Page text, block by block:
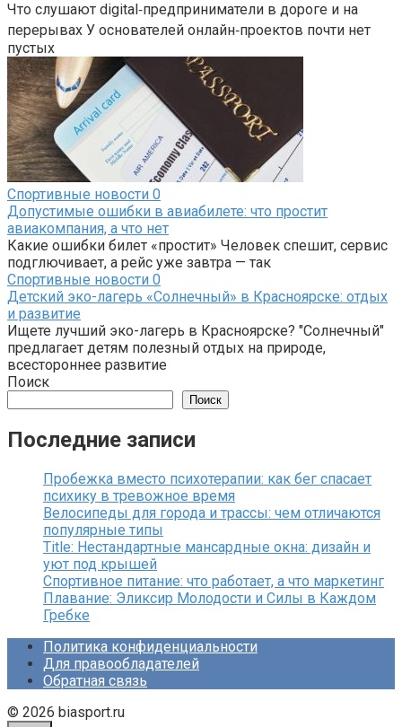
Что слушают digital‑предприниматели в дороге и на
перерывах У основателей онлайн‑проектов почти нет
пустых
Спортивные новости 0
Допустимые ошибки в авиабилете: что простит
авиакомпания, а что нет
Какие ошибки билет «простит» Человек спешит, сервис
подглючивает, а рейс уже завтра — так
Спортивные новости 0
Детский эко-лагерь «Солнечный» в Красноярске: отдых
и развитие
Ищете лучший эко-лагерь в Красноярске? "Солнечный"
предлагает детям полезный отдых на природе,
всестороннее развитие
Поиск
Поиск
Последние записи
Пробежка вместо психотерапии: как бег спасает
психику в тревожное время
Велосипеды для города и трассы: чем отличаются
популярные типы
Title: Нестандартные мансардные окна: дизайн и
уют под крышей
Спортивное питание: что работает, а что маркетинг
Плавание: Эликсир Молодости и Силы в Каждом
Гребке
Политика конфиденциальности
Для правообладателей
Обратная связь
© 2026 biasport.ru